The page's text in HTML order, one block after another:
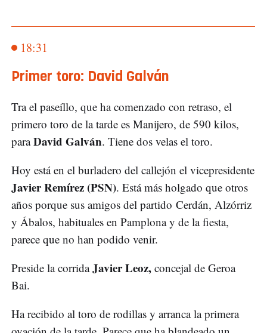
18:31
Primer toro: David Galván
Tra el paseíllo, que ha comenzado con retraso, el
primero toro de la tarde es Manijero, de 590 kilos,
paraDavid Galván. Tiene dos velas el toro.
Hoy está en el burladero del callejón el vicepresidente
Javier Remírez (PSN). Está más holgado que otros
años porque sus amigos del partido Cerdán, Alzórriz
y Ábalos, habituales en Pamplona y de la fiesta,
parece que no han podido venir.
Preside la corridaJavier Leoz, concejal de Geroa
Bai.
Ha recibido al toro de rodillas y arranca la primera